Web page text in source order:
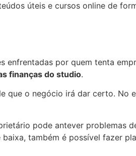
úteis e cursos online de
por quem tenta
finanças do studio.
que o negócio irá dar certo. No
pode antever problemas
também é possível fazer